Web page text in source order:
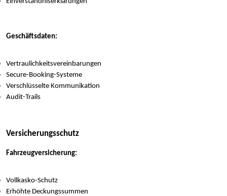
Geschäftsdaten:
Vertraulichkeitsvereinbarungen
Secure-Booking-Systeme
Verschlüsselte Kommunikation
Audit-Trails
Versicherungsschutz
Fahrzeugversicherung:
Vollkasko-Schutz
Erhöhte Deckungssummen